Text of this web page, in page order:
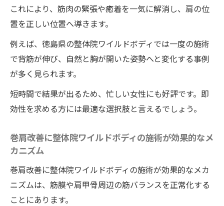
整体院ワイルドボディで得られる安心と満
足感
整体院ワイルドボディの施術で自分に自信
を持てる体験談紹介
整体院ワイルドボディが女性に選ばれる人
気のポイント
これにより、筋肉の緊張や癒着を一気に解消し、肩の位
置を正しい位置へ導きます。
例えば、徳島県の整体院ワイルドボディでは一度の施術
で背筋が伸び、自然と胸が開いた姿勢へと変化する事例
が多く見られます。
短時間で結果が出るため、忙しい女性にも好評です。即
効性を求める方には最適な選択肢と言えるでしょう。
巻肩改善に整体院ワイルドボディの施術が効果的なメ
カニズム
巻肩改善に整体院ワイルドボディの施術が効果的なメカ
ニズムは、筋膜や肩甲骨周辺の筋バランスを正常化する
ことにあります。